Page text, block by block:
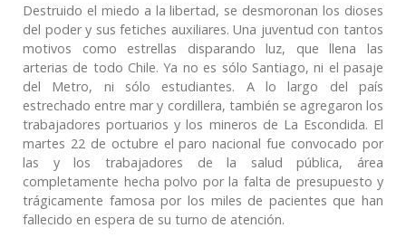
Destruido el miedo a la libertad, se desmoronan los dioses
del poder y sus fetiches auxiliares. Una juventud con tantos
motivos como estrellas disparando luz, que llena las
arterias de todo Chile. Ya no es sólo Santiago, ni el pasaje
del Metro, ni sólo estudiantes. A lo largo del país
estrechado entre mar y cordillera, también se agregaron los
trabajadores portuarios y los mineros de La Escondida. El
martes 22 de octubre el paro nacional fue convocado por
las y los trabajadores de la salud pública, área
completamente hecha polvo por la falta de presupuesto y
trágicamente famosa por los miles de pacientes que han
fallecido en espera de su turno de atención.